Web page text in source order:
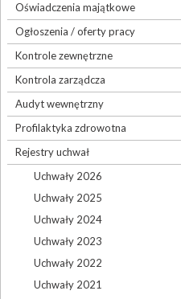
Oświadczenia majątkowe
Ogłoszenia / oferty pracy
Kontrole zewnętrzne
Kontrola zarządcza
Audyt wewnętrzny
Profilaktyka zdrowotna
Rejestry uchwał
Uchwały 2026
Uchwały 2025
Uchwały 2024
Uchwały 2023
Uchwały 2022
Uchwały 2021